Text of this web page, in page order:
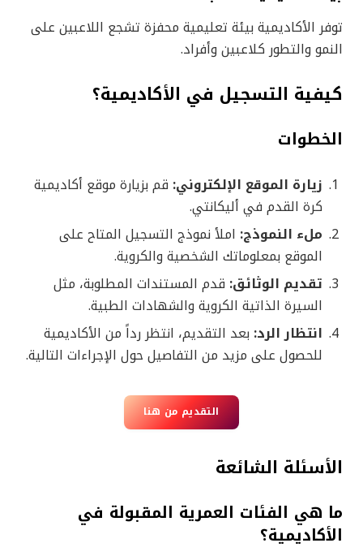
توفر الأكاديمية بيئة تعليمية محفزة تشجع اللاعبين على
النمو والتطور كلاعبين وأفراد.
كيفية التسجيل في الأكاديمية؟
الخطوات
زيارة الموقع الإلكتروني: قم بزيارة موقع أكاديمية
كرة القدم في أليكانتي.
ملء النموذج: املأ نموذج التسجيل المتاح على
الموقع بمعلوماتك الشخصية والكروية.
تقديم الوثائق: قدم المستندات المطلوبة، مثل
السيرة الذاتية الكروية والشهادات الطبية.
انتظار الرد: بعد التقديم، انتظر رداً من الأكاديمية
للحصول على مزيد من التفاصيل حول الإجراءات التالية.
التقديم من هنا
الأسئلة الشائعة
ما هي الفئات العمرية المقبولة في
الأكاديمية؟